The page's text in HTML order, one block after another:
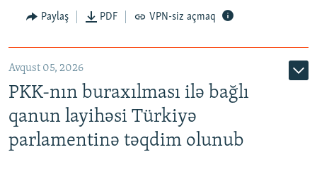
Paylaş PDF VPN-siz açmaq
Avqust 05, 2026
PKK-nın buraxılması ilə bağlı
qanun layihəsi Türkiyə
parlamentinə təqdim olunub